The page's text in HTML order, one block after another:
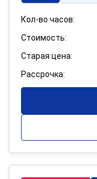
Кол-во часов:
Стоимость:
Старая цена:
Рассрочка: